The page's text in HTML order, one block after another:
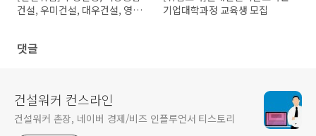
건설, 우미건설, 대우건설, 영동
기업대학과정 교육생 모집
댓글
건설워커 컨스라인
건설워커 촌장, 네이버 경제/비즈 인플루언서 티스토리